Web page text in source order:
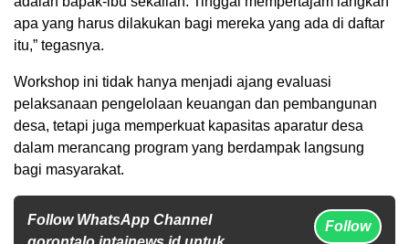
apa yang harus dilakukan bagi mereka yang ada di daftar
itu,” tegasnya.
Workshop ini tidak hanya menjadi ajang evaluasi
pelaksanaan pengelolaan keuangan dan pembangunan
desa, tetapi juga memperkuat kapasitas aparatur desa
dalam merancang program yang berdampak langsung
bagi masyarakat.
Follow WhatsApp Channel
Follow